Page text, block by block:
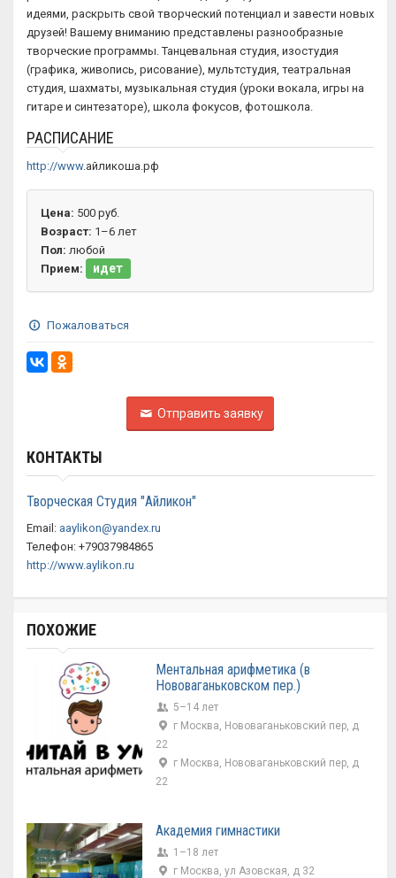
идеями, раскрыть свой творческий потенциал и завести новых
друзей! Вашему вниманию представлены разнообразные
творческие программы. Танцевальная студия, изостудия
(графика, живопись, рисование), мультстудия, театральная
студия, шахматы, музыкальная студия (уроки вокала, игры на
гитаре и синтезаторе), школа фокусов, фотошкола.
РАСПИСАНИЕ
http://www.айликоша.рф
Цена: 500 руб.
Возраст: 1–6 лет
Пол: любой
Прием:
идет
Пожаловаться
Отправить заявку
КОНТАКТЫ
Творческая Студия "Айликон"
Email: aaylikon@yandex.ru
Телефон: +79037984865
http://www.aylikon.ru
ПОХОЖИЕ
Ментальная арифметика (в
Нововаганьковском пер.)
5–14 лет
г Москва, Нововаганьковский пер, д
22
г Москва, Нововаганьковский пер, д
22
Академия гимнастики
1–18 лет
г Москва, ул Азовская, д 32